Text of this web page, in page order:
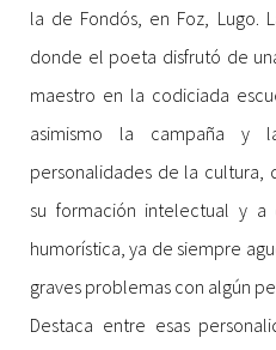
la de Fondós, en Foz, Lugo.
donde el poeta disfrutó de
maestro en la codiciada
asimismo la campaña y
personalidades de la
su formación intelectual y a
humorística, ya de siempre
graves problemas con algún
Destaca entre esas